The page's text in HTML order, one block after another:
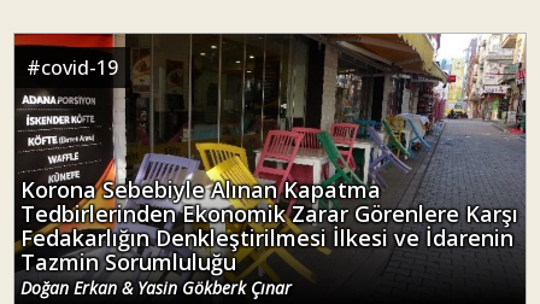
#covid-19
Korona Sebebiyle Alınan Kapatma
Tedbirlerinden Ekonomik Zarar Görenlere Karşı
Fedakarlığın Denkleştirilmesi İlkesi ve İdarenin
Tazmin Sorumluluğu
Doğan Erkan & Yasin Gökberk Çınar